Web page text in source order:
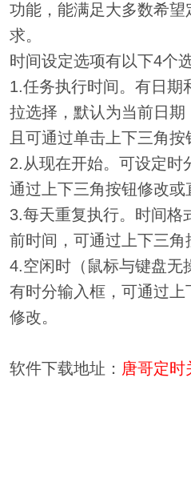
功能，能满足大多数希
求。
时间设定选项有以下4个
1.任务执行时间。有日期
拉选择，默认为当前日期
且可通过单击上下三角按
2.从现在开始。可设定时
通过上下三角按钮修改或
3.每天重复执行。时间格
前时间，可通过上下三角
4.空闲时（鼠标与键盘无
有时分输入框，可通过
修改。
软件下载地址： 唐哥定时